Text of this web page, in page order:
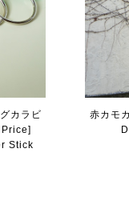
カラビ
Stick
赤カモ